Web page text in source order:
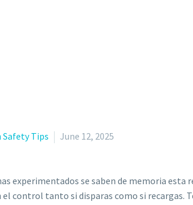
Safety Tips June 12, 2025
experimentados se saben de memoria esta
control tanto si disparas como si recargas.